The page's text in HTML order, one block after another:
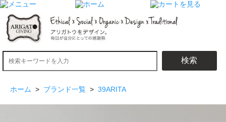
検索
ホーム > ブランド一覧 > 39ARITA